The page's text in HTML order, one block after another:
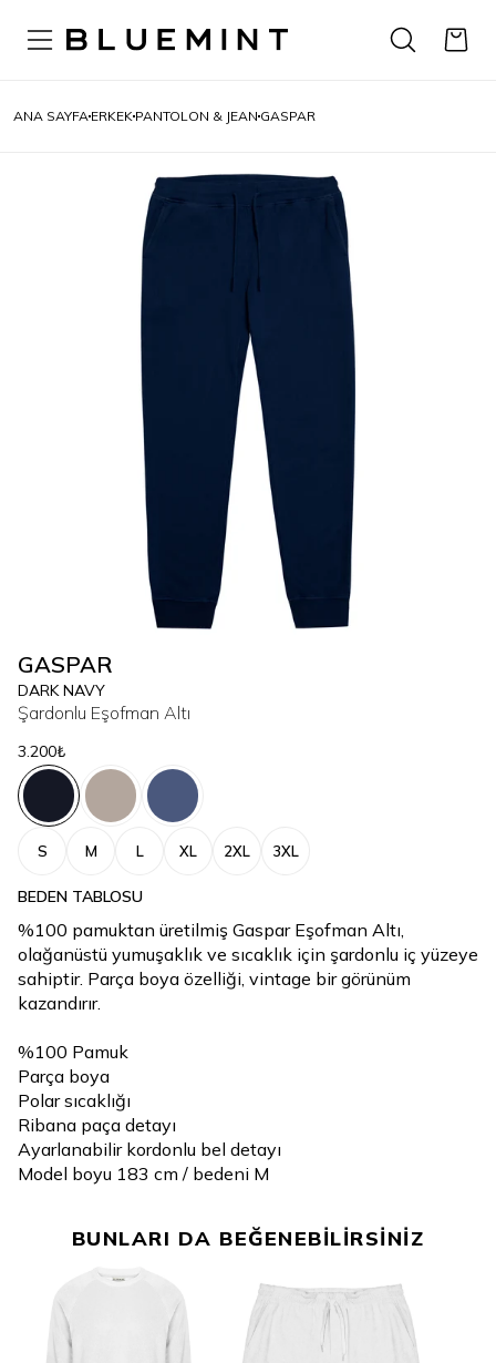
ANA SAYFA ERKEK PANTOLON & JEAN GASPAR
GASPAR
DARK NAVY
Şardonlu Eşofman Altı
3.200₺
S M L XL 2XL 3XL
BEDEN TABLOSU
%100 pamuktan üretilmiş Gaspar Eşofman Altı,
olağanüstü yumuşaklık ve sıcaklık için şardonlu iç yüzeye
sahiptir. Parça boya özelliği, vintage bir görünüm
kazandırır.
%100 Pamuk
Parça boya
Polar sıcaklığı
Ribana paça detayı
Ayarlanabilir kordonlu bel detayı
Model boyu 183 cm / bedeni M
BUNLARI DA BEĞENEBİLİRSİNİZ